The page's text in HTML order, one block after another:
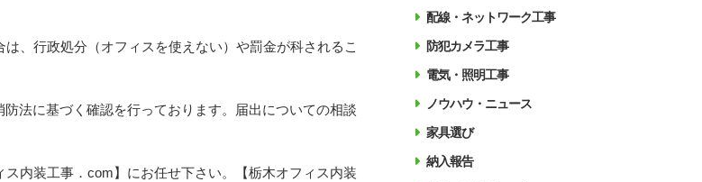
、行政処分（オフィスを使えない）や罰金が科されるこ
法に基づく確認を行っております。届出についての相談
内装工事．com】にお任せ下さい。【栃木オフィス内装
配線・ネットワーク工事
防犯カメラ工事
電気・照明工事
ノウハウ・ニュース
家具選び
納入報告